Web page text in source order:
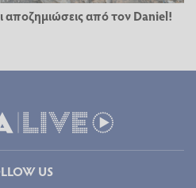
αποζημιώσεις από τον Daniel!
US